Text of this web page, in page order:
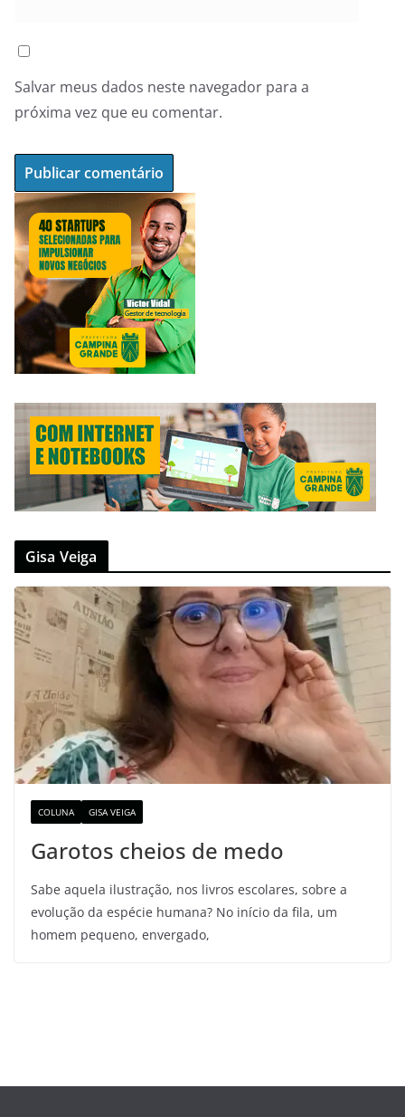
Salvar meus dados neste navegador para a
próxima vez que eu comentar.
Gisa Veiga
COLUNA GISA VEIGA
Garotos cheios de medo
Sabe aquela ilustração, nos livros escolares, sobre a
evolução da espécie humana? No início da fila, um
homem pequeno, envergado,